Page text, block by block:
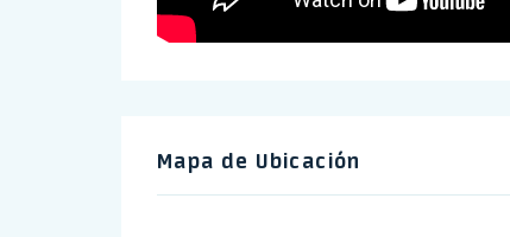
Mapa de Ubicación